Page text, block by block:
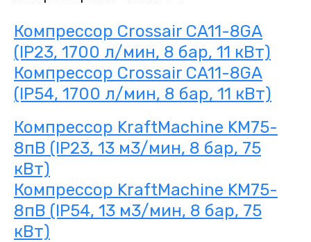
Компрессор Crossair CA11-8GA
(IP23, 1700 л/мин, 8 бар, 11 кВт)
Компрессор Crossair CA11-8GA
(IP54, 1700 л/мин, 8 бар, 11 кВт)
Компрессор KraftMachine KM75-
8пВ (IP23, 13 м3/мин, 8 бар, 75
кВт)
Компрессор KraftMachine KM75-
8пВ (IP54, 13 м3/мин, 8 бар, 75
кВт)